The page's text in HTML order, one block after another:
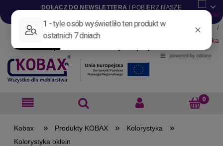
DOŁĄCZ DO NEWSLETTERA I POBIERZ NASZE
Aktualności Nowości
Blog
Pliki do pobrania
» Produkty KOBAX » Kolorystyka »
Kolorystyka oklein